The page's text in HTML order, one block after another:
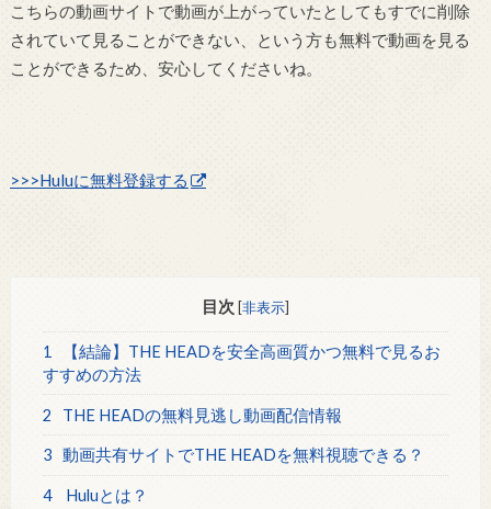
こちらの動画サイトで動画が上がっていたとしてもすでに削除
されていて見ることができない、という方も無料で動画を見る
ことができるため、安心してくださいね。
>>>Huluに無料登録する
目次 [非表示]
1
【結論】THE HEADを安全高画質かつ無料で見るお
すすめの方法
2 THE HEADの無料見逃し動画配信情報
3 動画共有サイトでTHE HEADを無料視聴できる？
4 Huluとは？